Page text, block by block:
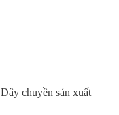
Dây chuyền sản xuất